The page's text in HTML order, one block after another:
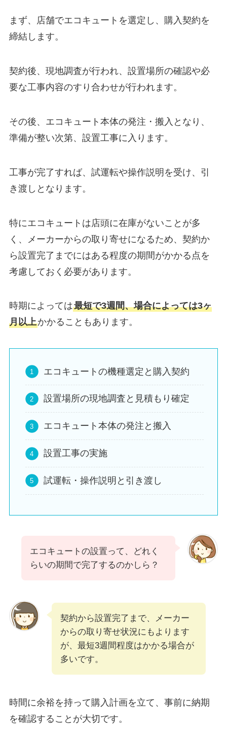
まず、店舗でエコキュートを選定し、購入契約を
締結します。
契約後、現地調査が行われ、設置場所の確認や必
要な工事内容のすり合わせが行われます。
その後、エコキュート本体の発注・搬入となり、
準備が整い次第、設置工事に入ります。
工事が完了すれば、試運転や操作説明を受け、引
き渡しとなります。
特にエコキュートは店頭に在庫がないことが多
く、メーカーからの取り寄せになるため、契約か
ら設置完了までにはある程度の期間がかかる点を
考慮しておく必要があります。
時期によっては最短で3週間、場合によっては3ヶ
月以上かかることもあります。
エコキュートの機種選定と購入契約
設置場所の現地調査と見積もり確定
エコキュート本体の発注と搬入
設置工事の実施
試運転・操作説明と引き渡し
エコキュートの設置って、どれく
らいの期間で完了するのかしら？
契約から設置完了まで、メーカー
からの取り寄せ状況にもよります
が、最短3週間程度はかかる場合が
多いです。
時間に余裕を持って購入計画を立て、事前に納期
を確認することが大切です。